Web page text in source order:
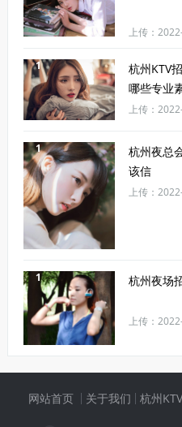
上传：
1
杭州KTV
哪些专业
上传：
1
杭州夜总
该信
上传：
1 杭州夜场
上传：
网站首页 关于我们 杭州